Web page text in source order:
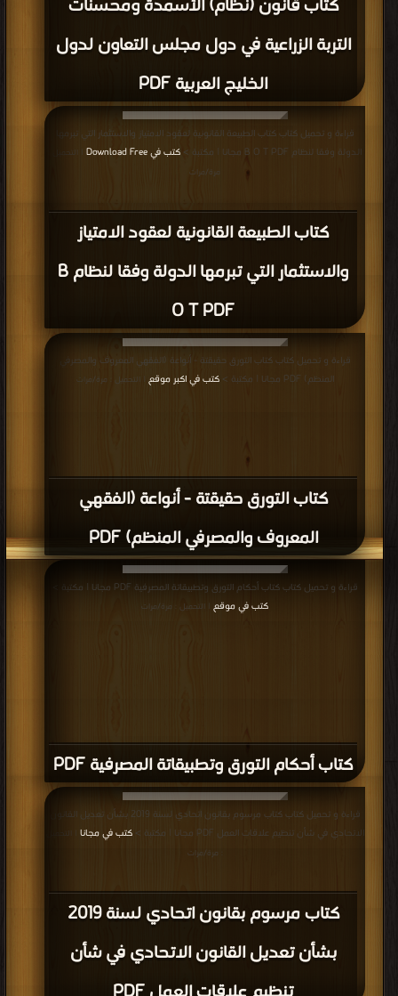
كتاب قانون (نظام) الأسمدة ومحسنات
التربة الزراعية في دول مجلس التعاون لدول
الخليج العربية PDF
كتاب الطبيعة القانونية لعقود الامتياز
والاستثمار التي تبرمها الدولة وفقا لنظام B
O T PDF
قراءة و تحميل كتاب كتاب الطبيعة القانونية لعقود الامتياز والاستثمار التي تبرمها
الدولة وفقا لنظام B O T PDF مجانا | مكتبة >
كتب في Download Free
| التحميل :
مرة/مرات
كتاب التورق حقيقتة - أنواعة (الفقهي
المعروف والمصرفي المنظم) PDF
قراءة و تحميل كتاب كتاب التورق حقيقتة - أنواعة (الفقهي المعروف والمصرفي
المنظم) PDF مجانا | مكتبة >
كتب في اكبر موقع | التحميل : مرة/مرات
كتاب أحكام التورق وتطبيقاتة المصرفية PDF
قراءة و تحميل كتاب كتاب أحكام التورق وتطبيقاتة المصرفية PDF مجانا | مكتبة >
كتب في موقع
| التحميل : مرة/مرات
كتاب مرسوم بقانون اتحادي لسنة 2019
بشأن تعديل القانون الاتحادي في شأن
قراءة و تحميل كتاب كتاب مرسوم بقانون اتحادي لسنة 2019 بشأن تعديل القانون
الاتحادي في شأن تنظيم علاقات العمل PDF مجانا | مكتبة >
كتب في مجانا
: مرة/مرات